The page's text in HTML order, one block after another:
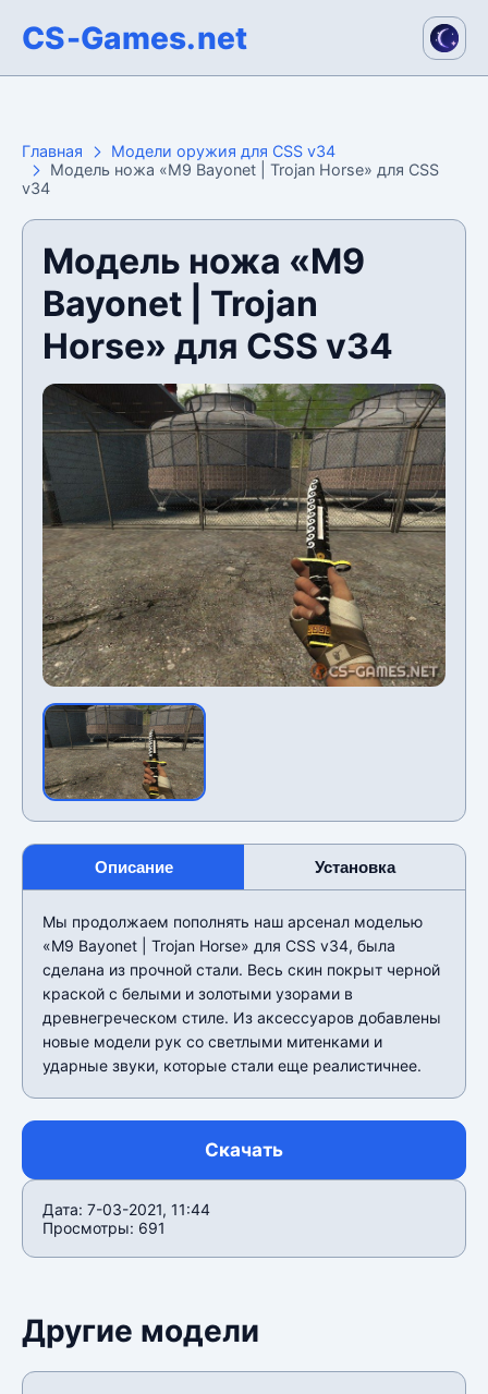
CS-Games.net
Главная
Модели оружия для CSS v34
Модель ножа «M9 Bayonet | Trojan Horse» для CSS
v34
Модель ножа «M9
Bayonet | Trojan
Horse» для CSS v34
Описание Установка
Мы продолжаем пополнять наш арсенал моделью
«M9 Bayonet | Trojan Horse» для CSS v34, была
сделана из прочной стали. Весь скин покрыт черной
краской с белыми и золотыми узорами в
древнегреческом стиле. Из аксессуаров добавлены
новые модели рук со светлыми митенками и
ударные звуки, которые стали еще реалистичнее.
Скачать
Дата: 7-03-2021, 11:44
Просмотры: 691
Другие модели